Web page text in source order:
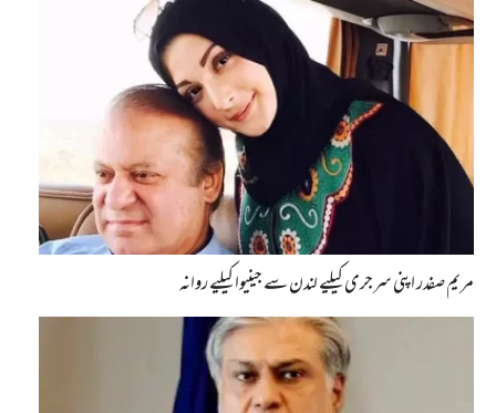
مریم صفدر اپنی سرجری کیلیے لندن سے جینیوا کیلیے روانہ